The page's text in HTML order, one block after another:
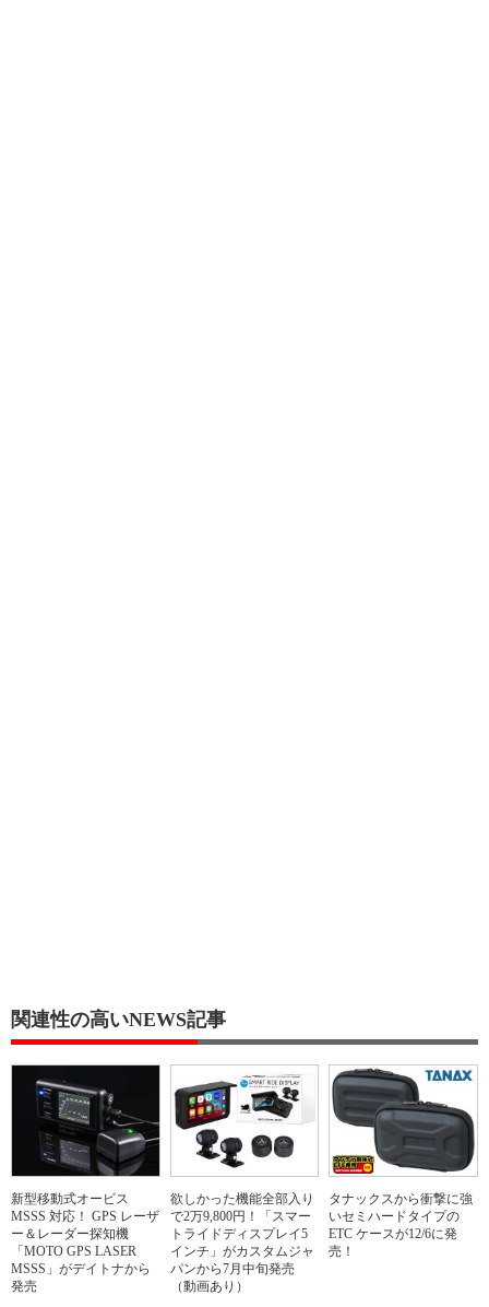
関連性の高いNEWS記事
新型移動式オービス
MSSS 対応！ GPS レーザ
ー＆レーダー探知機
「MOTO GPS LASER
MSSS」がデイトナから
発売
欲しかった機能全部入り
で2万9,800円！「スマー
トライドディスプレイ5
インチ」がカスタムジャ
パンから7月中旬発売
（動画あり）
タナックスから衝撃に強
いセミハードタイプの
ETC ケースが12/6に発
売！